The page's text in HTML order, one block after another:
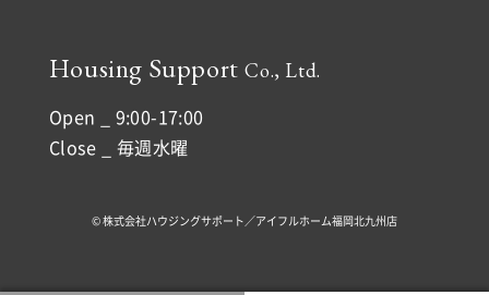
Housing SupportCo., Ltd.
Open _ 9:00-17:00
Close _ 毎週水曜
© 株式会社ハウジングサポート／アイフルホーム福岡北九州店